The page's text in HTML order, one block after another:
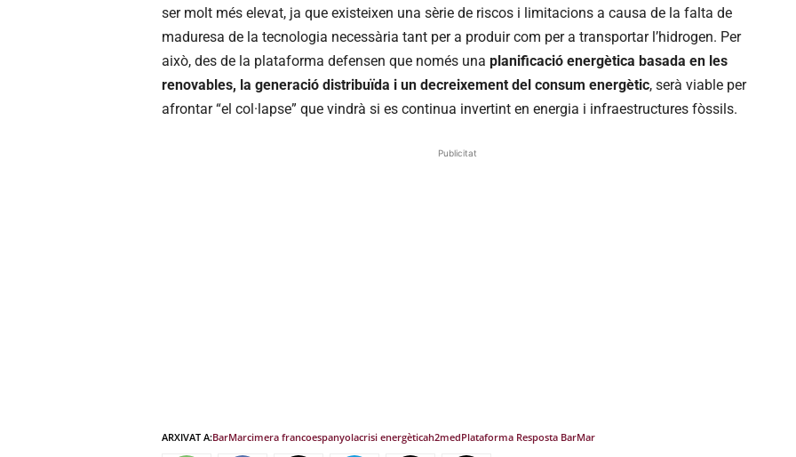
ser molt més elevat, ja que existeixen una sèrie de riscos i limitacions a causa de la falta de
maduresa de la tecnologia necessària tant per a produir com per a transportar l’hidrogen. Per
això, des de la plataforma defensen que només una planificació energètica basada en les
renovables, la generació distribuïda i un decreixement del consum energètic, serà viable per
afrontar “el col·lapse” que vindrà si es continua invertint en energia i infraestructures fòssils.
Publicitat
ARXIVAT A:BarMarcimera francoespanyolacrisi energèticah2medPlataforma Resposta BarMar